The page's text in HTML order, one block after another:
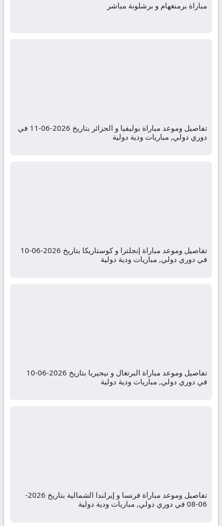
مباراة برمنغهام و برشلونة مباشر
تفاصيل وموعد مباراة بوليفيا و الجزائر بتاريخ 2026-06-11 في
دوري دولي, مباريات ودية دولية
تفاصيل وموعد مباراة إنجلترا و كوستاريكا بتاريخ 2026-06-10
في دوري دولي, مباريات ودية دولية
تفاصيل وموعد مباراة البرتغال و نيجيريا بتاريخ 2026-06-10
في دوري دولي, مباريات ودية دولية
تفاصيل وموعد مباراة فرنسا و إيرلندا الشمالية بتاريخ 2026-
06-08 في دوري دولي, مباريات ودية دولية